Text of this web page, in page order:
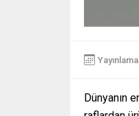
Dünyanın